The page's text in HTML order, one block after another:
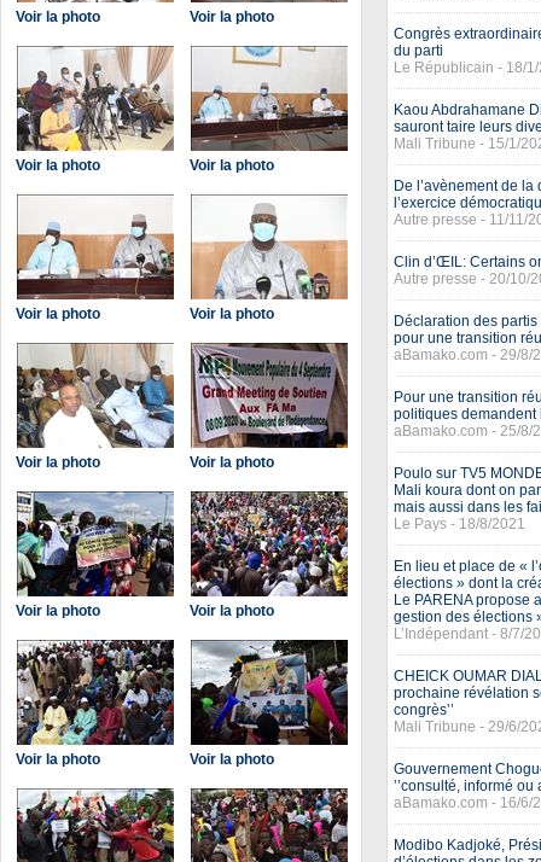
Voir la photo Voir la photo
Voir la photo Voir la photo
Voir la photo Voir la photo
Voir la photo Voir la photo
Voir la photo Voir la photo
Voir la photo Voir la photo
Congrès
du parti
Le Républicain - 18/
Kaou Abdrahamane
sauront taire leurs
Mali Tribune - 15/1/
De l’avènement de
l’exercice
Autre presse - 11/11/
Clin d’ŒIL: Certains
Autre presse - 20/10/
Déclaration des
pour une transition
aBamako.com - 29/8/
Pour une transition
politiques demandent
aBamako.com - 25/8/
Poulo sur TV5
Mali koura dont on
mais aussi dans les
Le Pays - 18/8/2021
En lieu et place de «
élections » dont la
Le PARENA propose
gestion des élections
L’Indépendant - 8/7/
CHEICK OUMAR
prochaine révélation
congrès’’
Mali Tribune - 29/6/
Gouvernement
’’consulté, informé ou
aBamako.com - 16/6/
Modibo Kadjoké,